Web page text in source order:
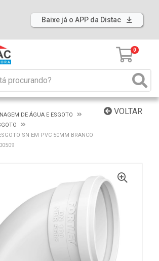
Baixe já o APP da Distac
0
VOLTAR
DE ÁGUA E ESGOTO
SN EM PVC 50MM BRANCO